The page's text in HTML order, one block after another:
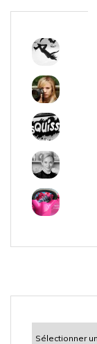
n
c
découvrir